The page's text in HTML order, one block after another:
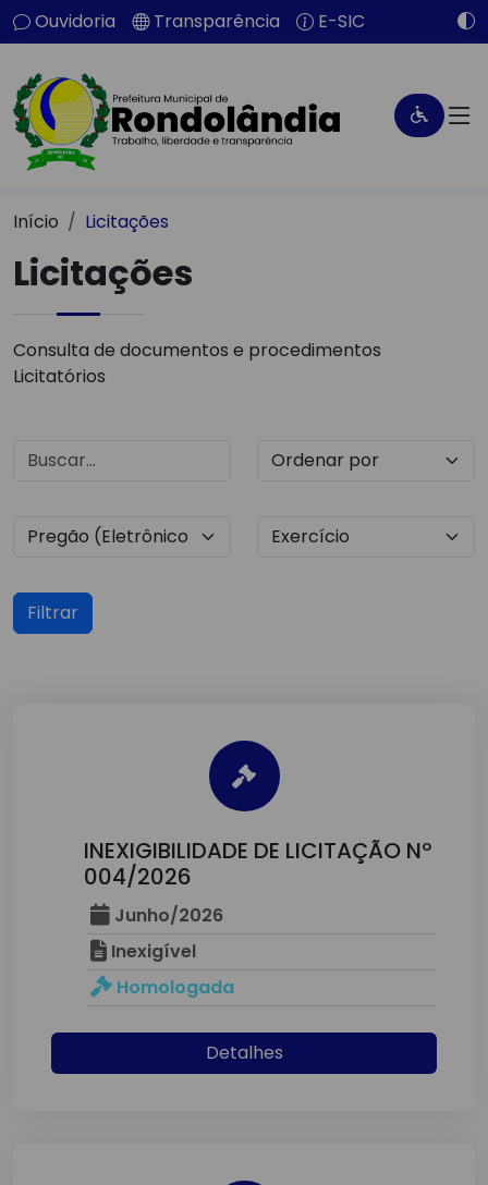
Ouvidoria Transparência E-SIC
Início Licitações
Licitações
Consulta de documentos e procedimentos
Licitatórios
Filtrar
INEXIGIBILIDADE DE LICITAÇÃO Nº
004/2026
Junho/2026
Inexigível
Homologada
Detalhes